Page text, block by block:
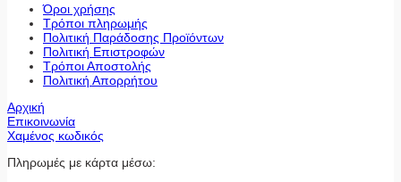
Όροι χρήσης
Τρόποι πληρωμής
Πολιτική Παράδοσης Προϊόντων
Πολιτική Επιστροφών
Τρόποι Αποστολής
Πολιτική Απορρήτου
Αρχική
Επικοινωνία
Χαμένος κωδικός
Πληρωμές με κάρτα μέσω: